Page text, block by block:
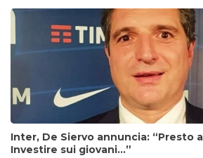
Inter, De Siervo annuncia: “Presto
Investire sui giovani…”